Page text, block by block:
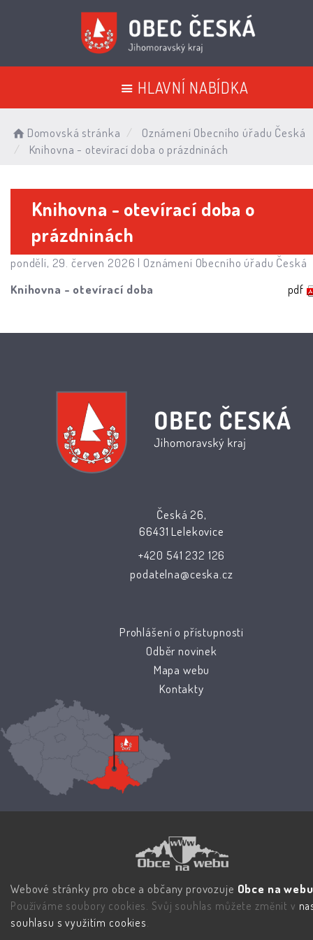
HLAVNÍ NABÍDKA
Domovská stránka
Oznámení Obecního úřadu Česká
Knihovna - otevírací doba o prázdninách
Knihovna - otevírací doba o
prázdninách
pondělí, 29. červen 2026 | Oznámení Obecního úřadu Česká
Knihovna - otevírací doba
pdf
Česká 26,
66431 Lelekovice
+420 541 232 126
podatelna@ceska.cz
Prohlášení o přístupnosti
Odběr novinek
Mapa webu
Kontakty
Webové stránky pro obce a občany provozuje Obce na
Používáme soubory cookies. Svůj souhlas můžete změnit v
souhlasu s využitím cookies.